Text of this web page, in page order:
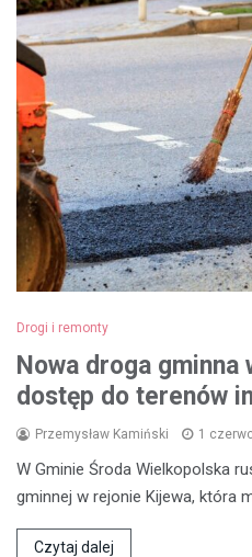
Drogi i remonty
Nowa droga gminna
dostęp do terenów
Przemysław Kamiński 1
W Gminie Środa Wielkopolska
gminnej w rejonie Kijewa, która
Czytaj dalej